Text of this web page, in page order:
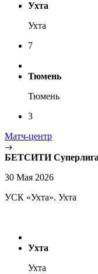
Ухта
Ухта
7
Тюмень
Тюмень
3
Матч-центр
БЕТСИТИ
30 Мая 2026
УСК «Ухта». Ухта
Ухта
Ухта